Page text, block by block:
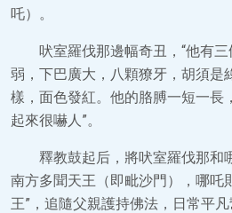
吒）。
吠室羅伐那邊幅奇丑，“他有
弱，下巴廣大，八顆獠牙，胡須是
樣，面色發紅。他的胳膊一短一長
起來很嚇人”。
釋教鼓起后，將吠室羅伐那和
南方多聞天王（即毗沙門），哪吒
王”，追隨父親護持佛法，日常平